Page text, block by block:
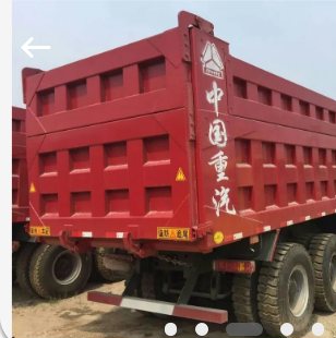
RUMAH
PRODUK
TENTANG
KAMI
LTD..
Rights
Reserved.